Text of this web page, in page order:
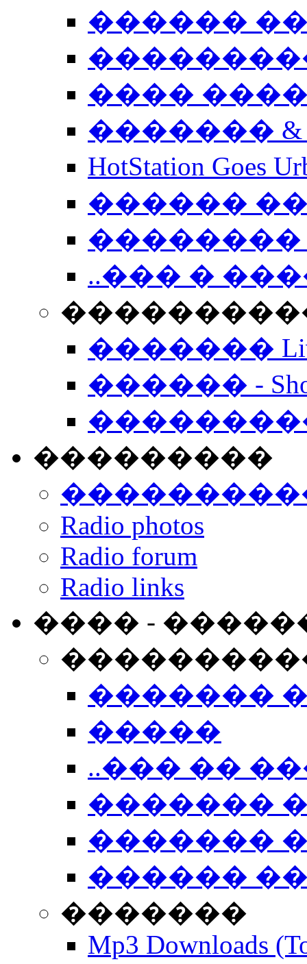
������
����
�������
HotStation
������
��������
..��� �
����������
�������
������ -
���������
Radio photos
Radio forum
Radio links
���� -
�������
�����
..��� ��
�������
�������
������
�������
Mp3 Downloads